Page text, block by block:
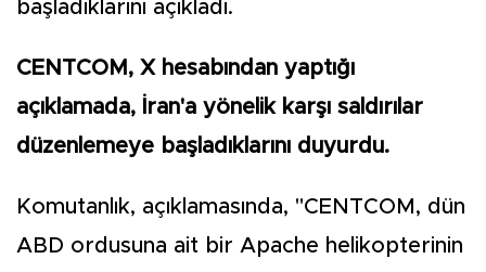
başladıklarını açıkladı.
CENTCOM, X hesabından yaptığı
açıklamada, İran'a yönelik karşı saldırılar
düzenlemeye başladıklarını duyurdu.
Komutanlık, açıklamasında, "CENTCOM, dün
ABD ordusuna ait bir Apache helikopterinin